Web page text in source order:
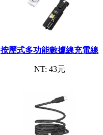
按壓式多功能數據線充電線
NT: 43元